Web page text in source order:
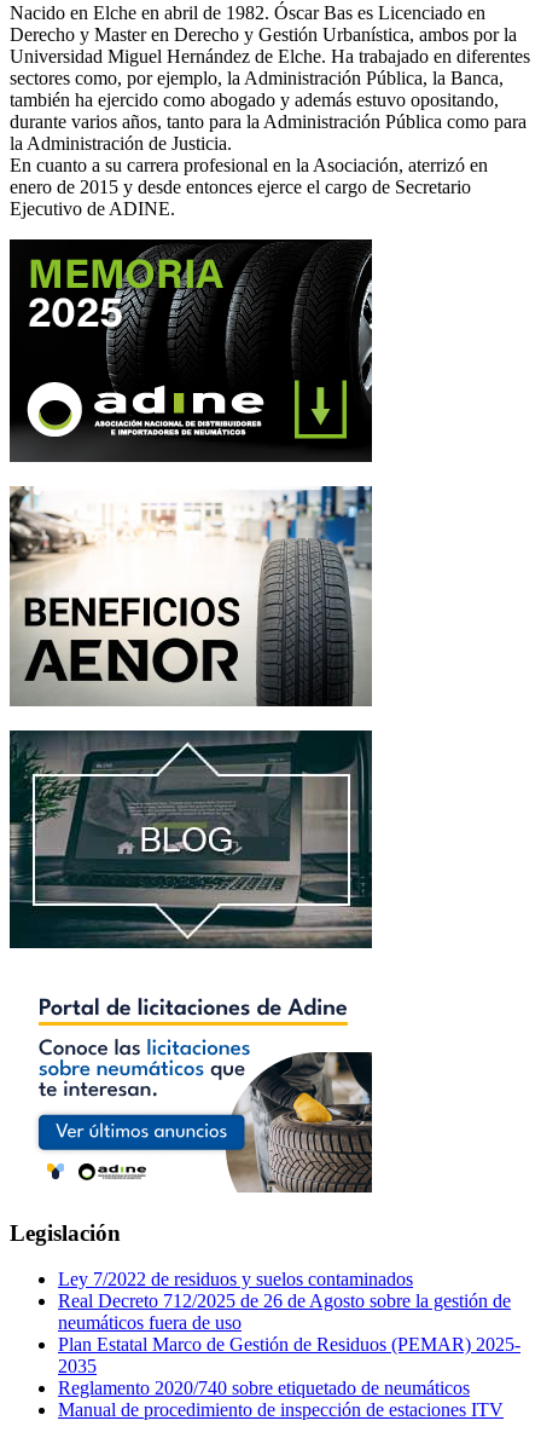
Nacido en Elche en abril de 1982. Óscar Bas es Licenciado en
Derecho y Master en Derecho y Gestión Urbanística, ambos por la
Universidad Miguel Hernández de Elche. Ha trabajado en diferentes
sectores como, por ejemplo, la Administración Pública, la Banca,
también ha ejercido como abogado y además estuvo opositando,
durante varios años, tanto para la Administración Pública como para
la Administración de Justicia.
En cuanto a su carrera profesional en la Asociación, aterrizó en
enero de 2015 y desde entonces ejerce el cargo de Secretario
Ejecutivo de ADINE.
Legislación
Ley 7/2022 de residuos y suelos contaminados
Real Decreto 712/2025 de 26 de Agosto sobre la gestión de
neumáticos fuera de uso
Plan Estatal Marco de Gestión de Residuos (PEMAR) 2025-
2035
Reglamento 2020/740 sobre etiquetado de neumáticos
Manual de procedimiento de inspección de estaciones ITV